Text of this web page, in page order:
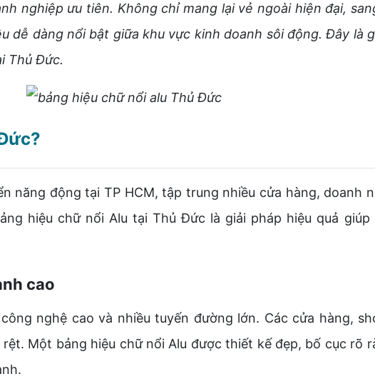
nghiệp ưu tiên. Không chỉ mang lại vẻ ngoài hiện đại,
dàng nổi bật giữa khu vực kinh doanh sôi động. Đây là
Thủ Đức.
động tại TP HCM, tập trung nhiều cửa hàng, doanh
hiệu chữ nổi Alu tại Thủ Đức là giải pháp hiệu quả
cao
nghệ cao và nhiều tuyến đường lớn. Các cửa hàng,
Một bảng hiệu chữ nổi Alu được thiết kế đẹp, bố cục rõ